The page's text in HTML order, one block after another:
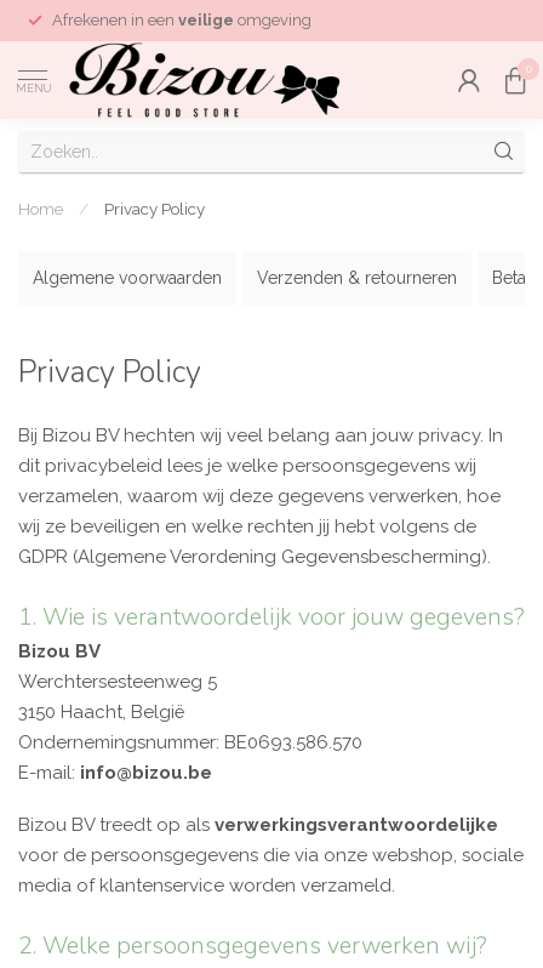
Afrekenen in een veilige omgeving
MENU
0
Home / Privacy Policy
Algemene voorwaarden Verzenden & retourneren
Privacy Policy
Bij Bizou BV hechten wij veel belang aan jouw privacy. In
dit privacybeleid lees je welke persoonsgegevens wij
verzamelen, waarom wij deze gegevens verwerken, hoe
wij ze beveiligen en welke rechten jij hebt volgens de
GDPR (Algemene Verordening Gegevensbescherming).
1. Wie is verantwoordelijk voor jouw gegevens?
Bizou BV
Werchtersesteenweg 5
3150 Haacht, België
Ondernemingsnummer: BE0693.586.570
E-mail: info@bizou.be
Bizou BV treedt op als verwerkingsverantwoordelijke
voor de persoonsgegevens die via onze webshop, sociale
media of klantenservice worden verzameld.
2. Welke persoonsgegevens verwerken wij?